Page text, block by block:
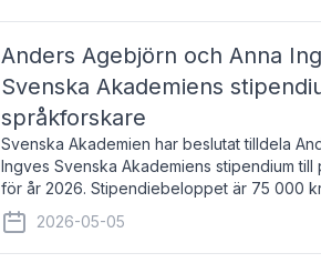
Anders Agebjörn och Anna
Svenska Akademiens
språkforskare
Svenska Akademien har beslutat tilldela
Ingves Svenska Akademiens stipendium
för år 2026. Stipendiebeloppet är 75 000
Agebjörn, född 1984, är universitet
2026-05-05